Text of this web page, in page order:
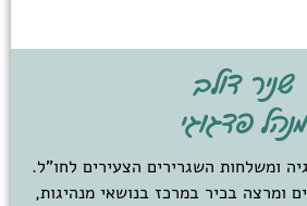
שניר דולב
מנהל פדגוגי
ומשלחות השגרירים הצעירים לחו"ל.
ומרצה בכיר במרכז בנושאי מנהיגות,